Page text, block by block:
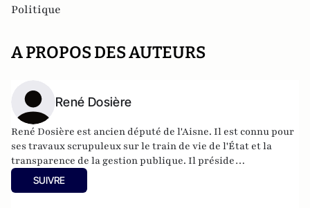
Politique
A PROPOS DES AUTEURS
René Dosière
René Dosière est ancien député de l'Aisne. Il est connu pour
ses travaux scrupuleux sur le train de vie de l'État et la
transparence de la gestion publique. Il préside
l'Observatoire de l'éthique publique qui associe
universitaires et parlementaires. Il est l'auteur, notamment,
SUIVRE